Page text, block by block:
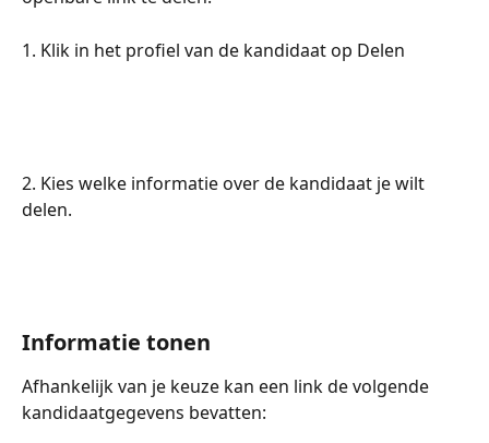
1. Klik in het profiel van de kandidaat op Delen
2. Kies welke informatie over de kandidaat je wilt
delen.
Informatie tonen
Afhankelijk van je keuze kan een link de volgende
kandidaatgegevens bevatten: